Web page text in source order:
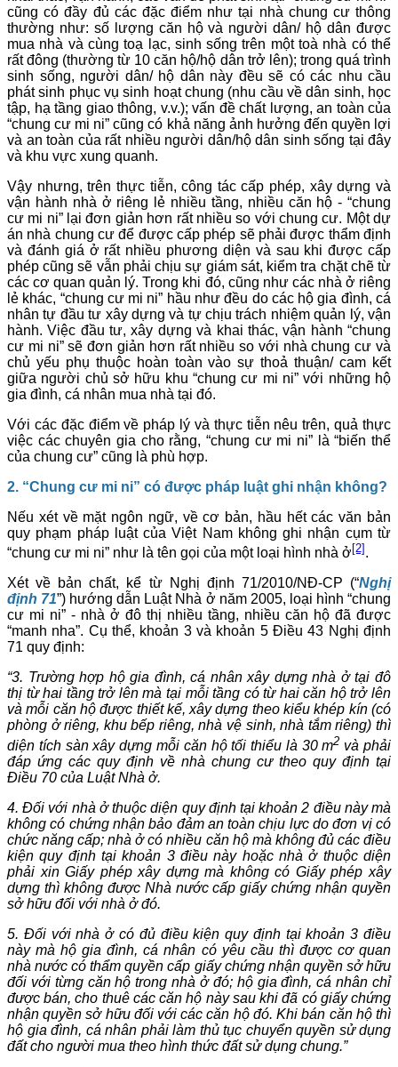
cũng có đầy đủ các đặc điểm như tại nhà chung cư thông
thường như: số lượng căn hộ và người dân/ hộ dân được
mua nhà và cùng toạ lạc, sinh sống trên một toà nhà có thể
rất đông (thường từ 10 căn hộ/hộ dân trở lên); trong quá trình
sinh sống, người dân/ hộ dân này đều sẽ có các nhu cầu
phát sinh phục vụ sinh hoạt chung (nhu cầu về dân sinh, học
tập, hạ tầng giao thông, v.v.); vấn đề chất lượng, an toàn của
“chung cư mi ni” cũng có khả năng ảnh hưởng đến quyền lợi
và an toàn của rất nhiều người dân/hộ dân sinh sống tại đây
và khu vực xung quanh.
Vậy nhưng, trên thực tiễn, công tác cấp phép, xây dựng và
vận hành nhà ở riêng lẻ nhiều tầng, nhiều căn hộ - “chung
cư mi ni” lại đơn giản hơn rất nhiều so với chung cư. Một dự
án nhà chung cư để được cấp phép sẽ phải được thẩm định
và đánh giá ở rất nhiều phương diện và sau khi được cấp
phép cũng sẽ vẫn phải chịu sự giám sát, kiểm tra chặt chẽ từ
các cơ quan quản lý. Trong khi đó, cũng như các nhà ở riêng
lẻ khác, “chung cư mi ni” hầu như đều do các hộ gia đình, cá
nhân tự đầu tư xây dựng và tự chịu trách nhiệm quản lý, vận
hành. Việc đầu tư, xây dựng và khai thác, vận hành “chung
cư mi ni” sẽ đơn giản hơn rất nhiều so với nhà chung cư và
chủ yếu phụ thuộc hoàn toàn vào sự thoả thuận/ cam kết
giữa người chủ sở hữu khu “chung cư mi ni” với những hộ
gia đình, cá nhân mua nhà tại đó.
Với các đặc điểm về pháp lý và thực tiễn nêu trên, quả thực
việc các chuyên gia cho rằng, “chung cư mi ni” là “biến thể
của chung cư” cũng là phù hợp.
2. “Chung cư mi ni” có được pháp luật ghi nhận không?
Nếu xét về mặt ngôn ngữ, về cơ bản, hầu hết các văn bản
quy phạm pháp luật của Việt Nam không ghi nhận cụm từ
“chung cư mi ni” như là tên gọi của một loại hình nhà ở [2] .
Xét về bản chất, kể từ Nghị định 71/2010/NĐ-CP (“Nghị
định 71”) hướng dẫn Luật Nhà ở năm 2005, loại hình “chung
cư mi ni” - nhà ở đô thị nhiều tầng, nhiều căn hộ đã được
“manh nha”. Cụ thể, khoản 3 và khoản 5 Điều 43 Nghị định
71 quy định:
“3. Trường hợp hộ gia đình, cá nhân xây dựng nhà ở tại đô
thị từ hai tầng trở lên mà tại mỗi tầng có từ hai căn hộ trở lên
và mỗi căn hộ được thiết kế, xây dựng theo kiểu khép kín (có
phòng ở riêng, khu bếp riêng, nhà vệ sinh, nhà tắm riêng) thì
diện tích sàn xây dựng mỗi căn hộ tối thiểu là 30 m2 và phải
đáp ứng các quy định về nhà chung cư theo quy định tại
Điều 70 của Luật Nhà ở.
4. Đối với nhà ở thuộc diện quy định tại khoản 2 điều này mà
không có chứng nhận bảo đảm an toàn chịu lực do đơn vị có
chức năng cấp; nhà ở có nhiều căn hộ mà không đủ các điều
kiện quy định tại khoản 3 điều này hoặc nhà ở thuộc diện
phải xin Giấy phép xây dựng mà không có Giấy phép xây
dựng thì không được Nhà nước cấp giấy chứng nhận quyền
sở hữu đối với nhà ở đó.
5. Đối với nhà ở có đủ điều kiện quy định tại khoản 3 điều
này mà hộ gia đình, cá nhân có yêu cầu thì được cơ quan
nhà nước có thẩm quyền cấp giấy chứng nhận quyền sở hữu
đối với từng căn hộ trong nhà ở đó; hộ gia đình, cá nhân chỉ
được bán, cho thuê các căn hộ này sau khi đã có giấy chứng
nhận quyền sở hữu đối với các căn hộ đó. Khi bán căn hộ thì
hộ gia đình, cá nhân phải làm thủ tục chuyển quyền sử dụng
đất cho người mua theo hình thức đất sử dụng chung.”